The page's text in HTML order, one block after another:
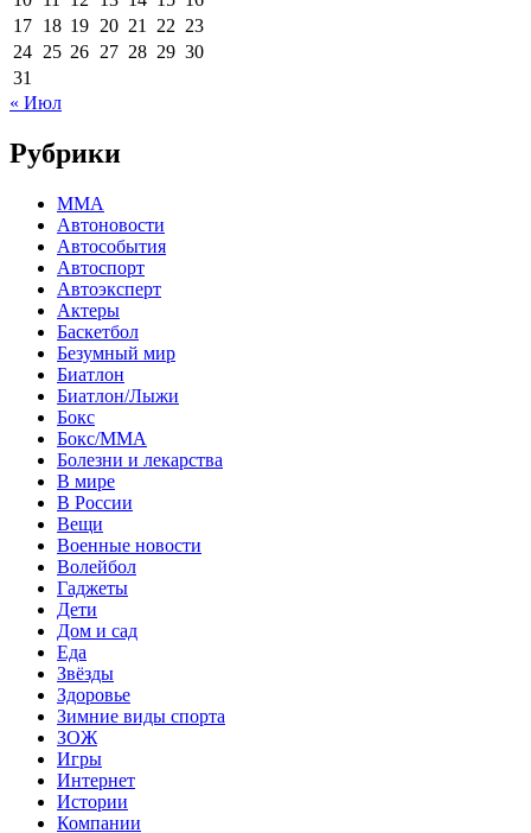
17 18 19 20 21 22 23
24 25 26 27 28 29 30
31
« Июл
Рубрики
MMA
Автоновости
Автособытия
Автоспорт
Автоэксперт
Актеры
Баскетбол
Безумный мир
Биатлон
Биатлон/Лыжи
Бокс
Бокс/MMA
Болезни и лекарства
В мире
В России
Вещи
Военные новости
Волейбол
Гаджеты
Дети
Дом и сад
Еда
Звёзды
Здоровье
Зимние виды спорта
ЗОЖ
Игры
Интернет
Истории
Компании